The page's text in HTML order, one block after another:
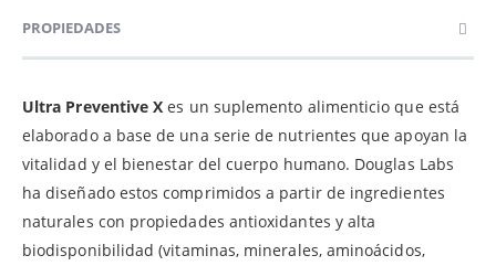
PROPIEDADES
Ultra Preventive Xes un suplemento alimenticio que está
elaborado a base de una serie de nutrientes que apoyan la
vitalidad y el bienestar del cuerpo humano. Douglas Labs
ha diseñado estos comprimidos a partir de ingredientes
naturales con propiedades antioxidantes y alta
biodisponibilidad (vitaminas, minerales, aminoácidos,